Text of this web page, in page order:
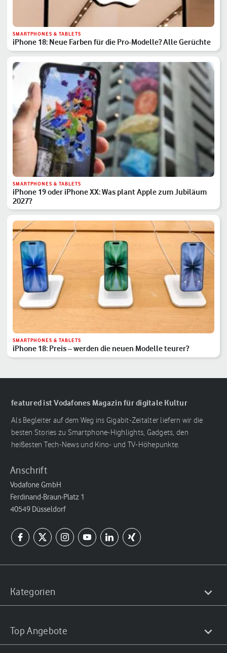
SMARTPHONES & TABLETS
iPhone 18: Neue Farben für die Pro-Modelle? Alle Gerüchte
SMARTPHONES & TABLETS
iPhone 19 oder iPhone XX: Was plant Apple zum Jubiläum
2027?
SMARTPHONES & TABLETS
iPhone 18: Preis – werden die neuen Modelle teurer?
featured ist Vodafones Magazin für digitale Kultur
Als Begleiter auf dem Weg ins Gigabit-Zeitalter liefern wir die
besten Stories zu Smartphone-Highlights, Gadgets, den
heißesten Tech-News und Kino- und TV-Höhepunkte.
Anschrift
Vodafone GmbH
Ferdinand-Braun-Platz 1
40549 Düsseldorf
Kategorien
Top Angebote